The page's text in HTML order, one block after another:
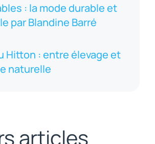
: la mode durable et
par Blandine Barré
Hitton : entre élevage et
naturelle
articles